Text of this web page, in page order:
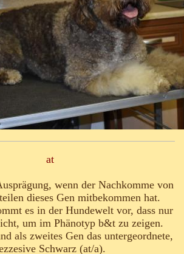
at
wenn der Nachkomme von
dieses Gen mitbekommen hat.
es in der Hundewelt vor, dass nur
um im Phänotyp b&t zu zeigen.
als zweites Gen das untergeordnete,
Schwarz (at/a).